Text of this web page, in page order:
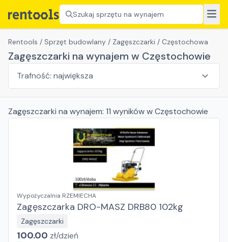
Szukaj sprzętu na wynajem
Rentools / Sprzęt budowlany / Zagęszczarki / Częstochowa
Zagęszczarki na wynajem w Częstochowie
Zagęszczarki na wynajem: 11 wynikóww Częstochowie
Wypożyczalnia RZEMIECHA
Zagęszczarka DRO-MASZ DRB80 102kg
Zagęszczarki
100.00 zł/dzień